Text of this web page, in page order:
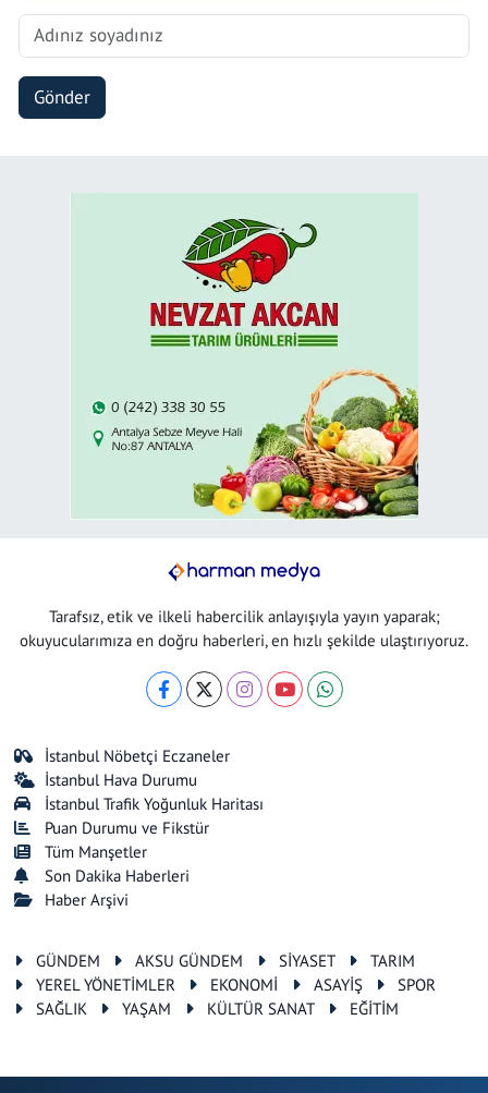
Gönder
Tarafsız, etik ve ilkeli habercilik anlayışıyla yayın yaparak;
okuyucularımıza en doğru haberleri, en hızlı şekilde ulaştırıyoruz.
İstanbul Nöbetçi Eczaneler
İstanbul Hava Durumu
İstanbul Trafik Yoğunluk Haritası
Puan Durumu ve Fikstür
Tüm Manşetler
Son Dakika Haberleri
Haber Arşivi
GÜNDEM AKSU GÜNDEM SİYASET
TARIM
YEREL YÖNETİMLER
EKONOMİ ASAYİŞ
SPOR
SAĞLIK
YAŞAM KÜLTÜR SANAT EĞİTİM